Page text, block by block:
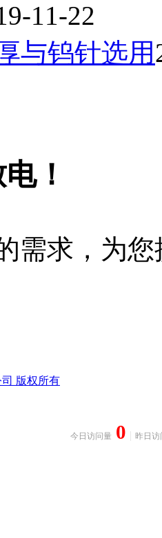
11-22
与钨针选用
！
需求，为
版权所有
今日访问量 0 昨日访